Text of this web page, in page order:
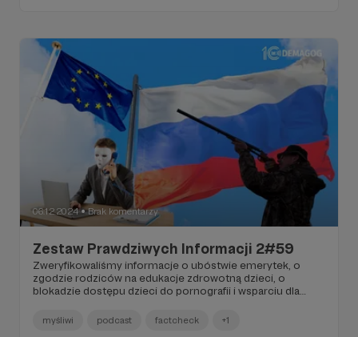
06.12.2024 ● Brak komentarzy
Zestaw Prawdziwych Informacji 2#59
Zweryfikowaliśmy informacje o ubóstwie emerytek, o
zgodzie rodziców na edukacje zdrowotną dzieci, o
blokadzie dostępu dzieci do pornografii i wsparciu dla
myśliwymi a wiceministrem klimatu Mikołajem Dorożałą.
Ponadto opisujemy kolejną odsłonę rosyjskiego
myśliwi podcast factcheck +1